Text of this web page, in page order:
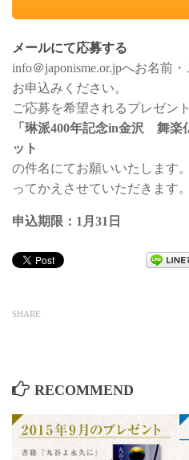
メールにて応募する
info＠japonisme.or.jpへお名前
お申込みください。
ご応募を希望されるプレゼン
「琳派400年記念in金沢 舞
ット
の件名にてお願いいたします
ってかえさせていただきます。
申込期限：1月31日
SHARE
RECOMMEND